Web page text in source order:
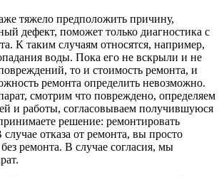
тяжело предположить причину,
дефект, поможет только диагностика с
К таким случаям относятся, например,
воды. Пока его не вскрыли и не
то и стоимость ремонта, и
ремонта определить невозможно.
смотрим что повреждено, определяем
и работы, согласовываем получившуюся
решение: ремонтировать
отказа от ремонта, вы просто
без ремонта. В случае согласия, мы